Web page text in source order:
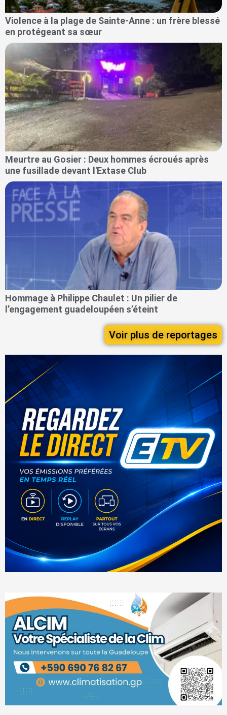
Violence à la plage de Sainte-Anne : un frère blessé
en protégeant sa sœur
Meurtre au Gosier : Deux hommes écroués après
une fusillade devant l'Extase Club
Hommage à Philippe Chaulet : Un pilier de
l’engagement guadeloupéen s’éteint
Voir plus de reportages